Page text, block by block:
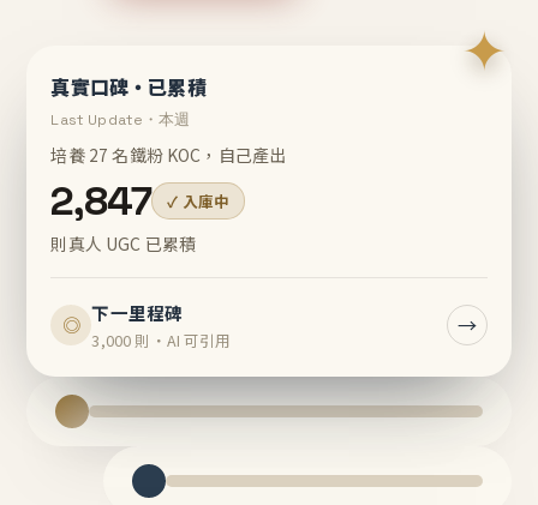
✦
真實口碑・已累積
Last Update・本週
培養 27 名鐵粉 KOC，自己產出
2,847 ✓ 入庫中
則真人 UGC 已累積
◎ 下一里程碑
3,000 則・AI 可引用
→